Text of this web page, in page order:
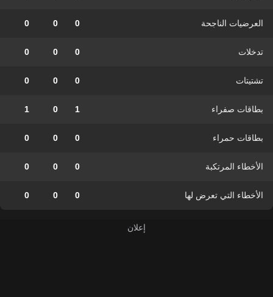
العرضيات الناجحة 0
0
0
تدخلات 0
0
0
تشتيتات 0
0
0
بطاقات صفراء 1
0
1
بطاقات حمراء 0
0
0
الأخطاء المرتكبة 0
0
0
الأخطاء التي تعرض لها 0
0
0